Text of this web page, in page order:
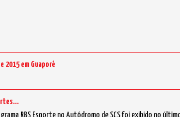
2015 em Guaporé